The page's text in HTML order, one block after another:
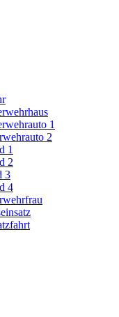
1
2
1
2
3
4